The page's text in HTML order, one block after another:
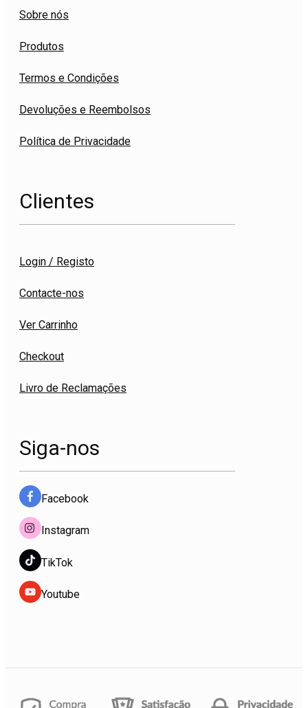
Sobre nós
Produtos
Termos e Condições
Devoluções e Reembolsos
Política de Privacidade
Clientes
Login / Registo
Contacte-nos
Ver Carrinho
Checkout
Livro de Reclamações
Siga-nos
Facebook
Instagram
TikTok
Youtube